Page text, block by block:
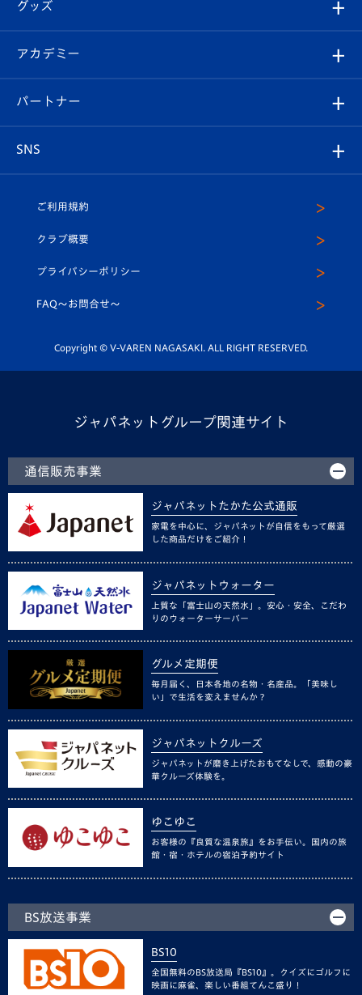
チケット
イベント
メディア
ホームタウン
スタッフプロフィール
マスコット紹介
平和祈念活動
ホームタウン活動
Revive Team
ヴィヴィくんの長崎おもてなしガイド
フォトギャラリー
スタジアムグルメ
V-LOVERS（ファンクラブ）
プレイヤーズスイート
グッズ
オンラインショップ
店舗情報
アカデミー
育成からのお知らせ
U-18
スクール
パートナー
SNS
ヴィヴィくんインスタグラム
公式LINE＠
ご利用規約
クラブ概要
プライバシーポリシー
FAQ〜お問合せ〜
Copyright © V-VAREN NAGASAKI. ALL RIGHT RESERVED.
ジャパネットグループ関連サイト
通信販売事業
ジャパネットたかた公式通販
家電を中心に、ジャパネットが自信をもって厳選
した商品だけをご紹介！
ジャパネットウォーター
上質な「富士山の天然水」。安心・安全、こだわ
りのウォーターサーバー
グルメ定期便
毎月届く、日本各地の名物・名産品。「美味し
い」で生活を変えませんか？
ジャパネットクルーズ
ジャパネットが磨き上げたおもてなしで、感動の豪
華クルーズ体験を。
ゆこゆこ
お客様の『良質な温泉旅』をお手伝い。国内の旅
館・宿・ホテルの宿泊予約サイト
BS放送事業
BS10
全国無料のBS放送局『BS10』。クイズにゴルフに
映画に麻雀、楽しい番組てんこ盛り！